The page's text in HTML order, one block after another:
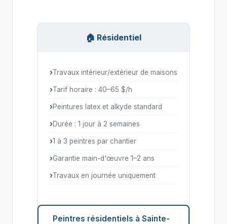
🏠 Résidentiel
Travaux intérieur/extérieur de maisons
Tarif horaire : 40–65 $/h
Peintures latex et alkyde standard
Durée : 1 jour à 2 semaines
1 à 3 peintres par chantier
Garantie main-d'œuvre 1–2 ans
Travaux en journée uniquement
Peintres résidentiels à Sainte-